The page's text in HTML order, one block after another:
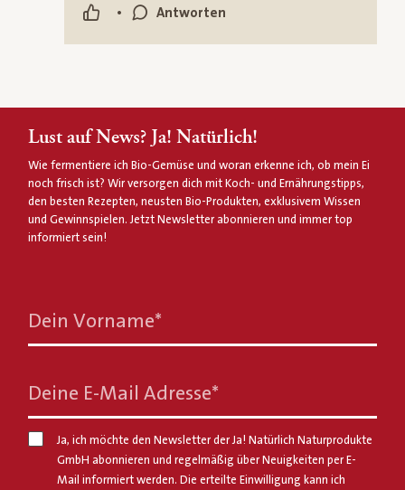
• Antworten
Lust auf News? Ja! Natürlich!
Wie fermentiere ich Bio-Gemüse und woran erkenne ich, ob mein Ei
noch frisch ist? Wir versorgen dich mit Koch- und Ernährungstipps,
den besten Rezepten, neusten Bio-Produkten, exklusivem Wissen
und Gewinnspielen. Jetzt Newsletter abonnieren und immer top
informiert sein!
Dein Vorname*
Deine E-Mail Adresse*
Ja, ich möchte den Newsletter der Ja! Natürlich Naturprodukte
GmbH abonnieren und regelmäßig über Neuigkeiten per E-
Mail informiert werden. Die erteilte Einwilligung kann ich